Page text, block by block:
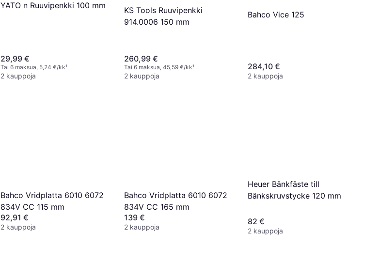
YATO n Ruuvipenkki 100 mm
29,99 €
Tai 6 maksua, 5,24 €/kk¹
2 kauppoja
KS Tools Ruuvipenkki
914.0006 150 mm
260,99 €
Tai 6 maksua, 45,59 €/kk¹
2 kauppoja
Bahco Vice 125
284,10 €
2 kauppoja
Bahco Vridplatta 6010 6072
834V CC 115 mm
92,91 €
2 kauppoja
Bahco Vridplatta 6010 6072
834V CC 165 mm
139 €
2 kauppoja
Heuer Bänkfäste till
Bänkskruvstycke 120 mm
82 €
2 kauppoja